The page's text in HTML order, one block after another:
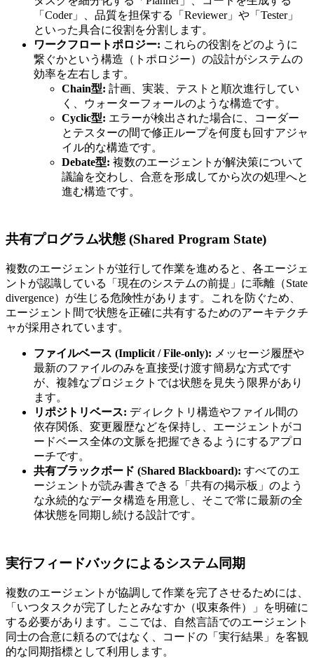
「Coder」、品質を担保する「Reviewer」や「Tester」
といった具合に役割を分割します。
ワークフロートポロジー: これらの役割をどのように
繋ぐかという構造（トポロジー）の設計がシステムの
効率を左右します。
Chain型: 計画、実装、テストと順次進行してい
く、ウォーターフォールのような構造です。
Cyclic型: エラーが検出された場合に、コーダー
とテスターの間で修正ループを何度も回すアジャ
イル的な構造です。
Debate型: 複数のエージェントが解決策について
議論を交わし、合意を形成してから次の処理へと
進む構造です。
共有プログラム状態 (Shared Program State)
複数のエージェントが並行して作業を進めると、各エージェ
ントが認識している「現在のシステムの前提」に乖離（State
divergence）が生じる危険性があります。これを防ぐため、
エージェント間で状態を正確に共有するためのアーキテクチ
ャが採用されています。
ファイルベース (Implicit / File-only): メッセージ履歴や
最新のファイルのみを直接受け渡す簡易な方式です
が、複雑なプロジェクトでは状態を見失う限界があり
ます。
リポジトリベース: ディレクトリ構造やファイル間の
依存関係、変更履歴などを保持し、エージェントがコ
ードベース全体の文脈を把握できるようにするアプロ
ーチです。
共有ブラックボード (Shared Blackboard): すべてのエ
ージェントが読み書きできる「共有の掲示板」のよう
な永続的なデータ構造を用意し、そこで常に最新の全
体状態を同期し続ける設計です。
実行フィードバックによるシステム同期
複数のエージェントが協調して作業を完了させるためには、
「いつタスクが完了したとみなすか（収束条件）」を明確に
する必要があります。ここでは、自然言語でのエージェント
同士の合意に頼るのではなく、コードの「実行結果」を客観
的な同期指標として利用します。